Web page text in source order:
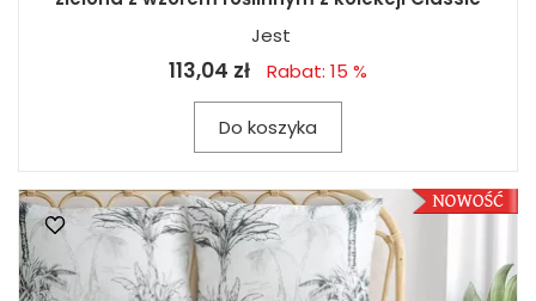
Jest
113,04 zł Rabat: 15 %
Do koszyka